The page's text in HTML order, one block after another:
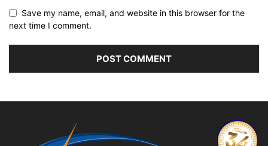
Save my name, email, and website in this browser for the
next time I comment.